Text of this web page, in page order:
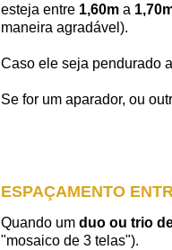
esteja entre 1,60m a
maneira agradável).
Caso ele seja pendurado
Se for um aparador, ou
ESPAÇAMENTO
Quando um duo ou trio
"mosaico de 3 telas").